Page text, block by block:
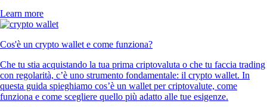
Learn more
Cos'è un crypto wallet e come funziona?
Che tu stia acquistando la tua prima criptovaluta o che tu faccia trading
con regolarità, c’è uno strumento fondamentale: il crypto wallet. In
questa guida spieghiamo cos’è un wallet per criptovalute, come
funziona e come scegliere quello più adatto alle tue esigenze.